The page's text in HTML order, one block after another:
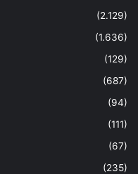
(2.129)
(1.636)
(129)
(687)
(94)
(111)
(67)
(235)